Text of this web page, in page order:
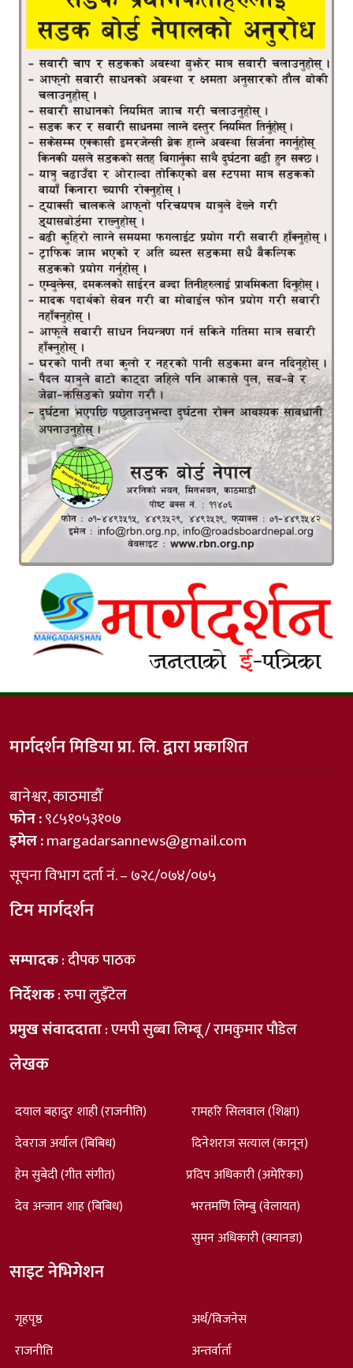
मार्गदर्शन मिडिया प्रा. लि. द्वारा प्रकाशित
बानेश्वर, काठमाडौँ
फोन :९८५१०५३१०७
इमेल :margadarsannews@gmail.com
सूचना विभाग दर्ता नं. – ७२८/०७४/०७५
टिम मार्गदर्शन
सम्पादक: दीपक पाठक
निर्देशक: रुपा लुइँटेल
प्रमुख संवाददाता: एमपी सुब्बा लिम्बू / रामकुमार पौडेल
लेखक
दयाल बहादुर शाही (राजनीति)
देवराज अर्याल (बिबिध)
हेम सुबेदी (गीत संगीत)
देव अन्जान शाह (बिबिध)
रामहरि सिलवाल (शिक्षा)
दिनेशराज सत्याल (कानून)
प्रदिप अधिकारी (अमेरिका)
भरतमणि लिम्बु (वेलायत)
सुमन अधिकारी (क्यानडा)
साइट नेभिगेशन
गृहपृष्ठ
राजनीति
अर्थ/विजनेस
अन्तर्वार्ता